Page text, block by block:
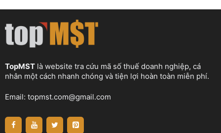
TopMST là website tra cứu mã số thuế doanh nghiệp, cá
nhân một cách nhanh chóng và tiện lợi hoàn toàn miễn phí.
Email: topmst.com@gmail.com